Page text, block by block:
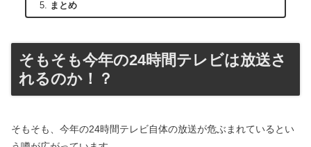
まとめ
そもそも今年の24時間テレビは放送さ
れるのか！？
そもそも、今年の24時間テレビ自体の放送が危ぶまれているとい